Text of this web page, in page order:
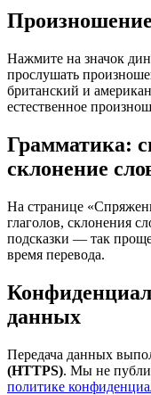
Нажмите на значок
прослушать
британский и
естественное
Грамматика:
склонение
На странице
глаголов, склонения
подсказки — так
время перевода.
данных
Передача данных
(HTTPS). Мы не
политике